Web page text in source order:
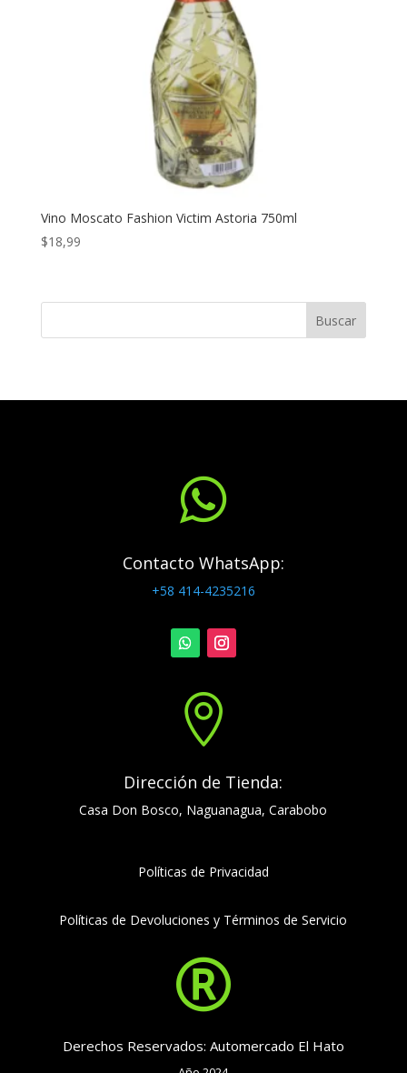
Vino Moscato Fashion Victim Astoria 750ml
$18,99
Buscar

Contacto WhatsApp:
+58 414-4235216

Dirección de Tienda:
Casa Don Bosco, Naguanagua, Carabobo
Políticas de Privacidad
Políticas de Devoluciones y Términos de Servicio

Derechos Reservados: Automercado El Hato